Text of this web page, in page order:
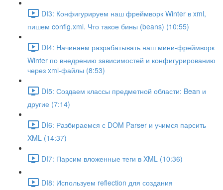
DI3: Конфигурируем наш фреймворк Winter в xml,
пишем config.xml. Что такое бины (beans) (10:55)
DI4: Начинаем разрабатывать наш мини-фреймворк
Winter по внедрению зависимостей и конфигурированию
через xml-файлы (8:53)
DI5: Создаем классы предметной области: Bean и
другие (7:14)
DI6: Разбираемся с DOM Parser и учимся парсить
XML (14:37)
DI7: Парсим вложенные теги в XML (10:36)
DI8: Используем reflection для создания